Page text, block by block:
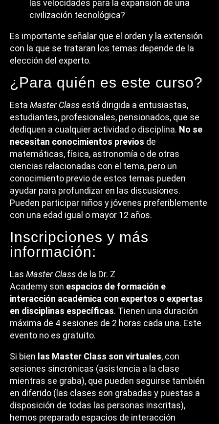
las velocidades para la expansión de una
civilización tecnológica?
Es importante señalar que el orden y la extensión
con la que se trataran los temas depende de la
elección del experto.
¿Para quién es este curso?
Esta Master Class está dirigida a entusiastas,
estudiantes, profesionales, pensionados, que se
dediquen a cualquier actividad o disciplina. No se
necesitan conocimientos previos de
matemáticas, física, astronomía o de otras
ciencias relacionadas con el tema, pero un
conocimiento previo de estos temas pueden
ayudar para profundizar en las discusiones.
Pueden participar niños y jóvenes preferiblemente
con una edad igual o mayor 12 años.
Inscripciones y más
información:
Las Master Class de la Dr. Z
Academy son espacios de formación e
interacción académica con expertos o expertas
en disciplinas específicas. Tienen una duración
máxima de 4 sesiones de 2 horas cada una. Este
evento no es gratuito.
Si bien las Master Class son virtuales, con
sesiones sincrónicas (asistencia a la clase
mientras se graba), que pueden seguirse también
en diferido (las clases son grabadas y puestas a
disposición de todas las personas inscritas),
hemos preparado espacios de interacción